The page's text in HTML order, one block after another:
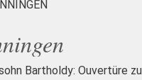
Bartholdy: Ouvertüre zu